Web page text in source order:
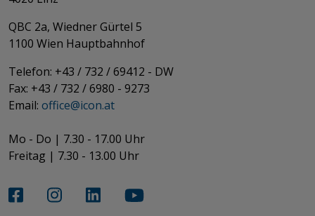
QBC 2a, Wiedner Gürtel 5
​​​​​​​1100 Wien Hauptbahnhof
Telefon: +43 / 732 / 69412 - DW
Fax: +43 / 732 / 6980 - 9273
​​​​​​​Email: office@­icon.at
Mo - Do | 7.30 - 17.00 Uhr
Freitag | 7.30 - 13.00 Uhr​​​​​​​